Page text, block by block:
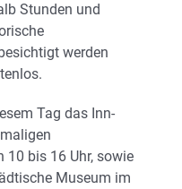
Stunden und
werden
Tag das Inn-
10 bis 16 Uhr, sowie
Museum im